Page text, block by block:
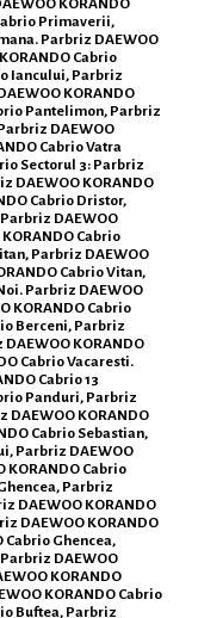
Primaverii,
Parbriz DAEWOO
Cabrio
Iancului, Parbriz
KORANDO
Pantelimon, Parbriz
DAEWOO
Cabrio Vatra
Sectorul 3: Parbriz
DAEWOO KORANDO
Cabrio Dristor,
DAEWOO
Cabrio
Parbriz DAEWOO
Cabrio Vitan,
Parbriz DAEWOO
KORANDO Cabrio
Berceni, Parbriz
KORANDO
Cabrio Vacaresti.
Cabrio 13
Panduri, Parbriz
DAEWOO KORANDO
Cabrio Sebastian,
Parbriz DAEWOO
KORANDO Cabrio
Parbriz
DAEWOO KORANDO
DAEWOO KORANDO
Cabrio Ghencea,
DAEWOO
KORANDO
KORANDO Cabrio
Buftea, Parbriz